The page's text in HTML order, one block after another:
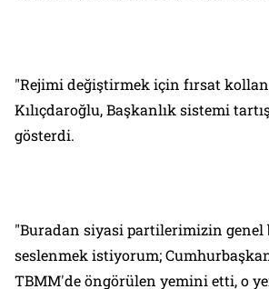
"Rejimi değiştirmek için fırsat
Kılıçdaroğlu, Başkanlık sistemi
gösterdi.
"Buradan siyasi partilerimizin genel
seslenmek istiyorum;
TBMM'de öngörülen yemini etti, o